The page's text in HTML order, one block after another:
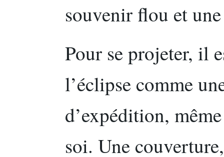
souvenir flou et
Pour se projeter, il
l’éclipse comme
d’expédition,
soi. Une